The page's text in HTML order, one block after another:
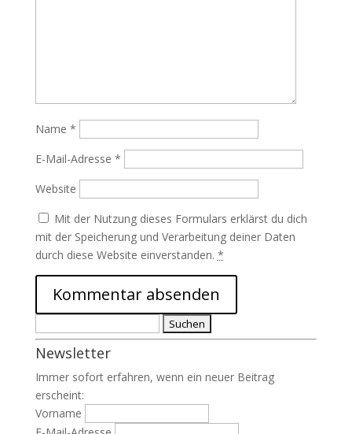
Name *
E-Mail-Adresse *
Website
Mit der Nutzung dieses Formulars erklärst du dich
mit der Speicherung und Verarbeitung deiner Daten
durch diese Website einverstanden. *
nach:
Newsletter
Immer sofort erfahren, wenn ein neuer Beitrag
erscheint:
Vorname